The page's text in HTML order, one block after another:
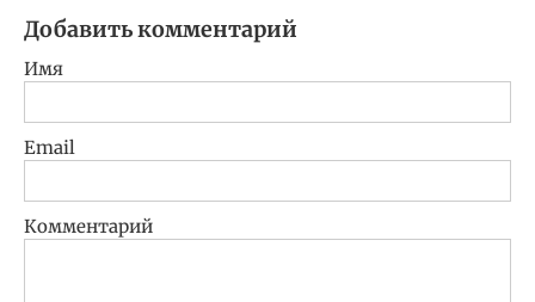
Добавить комментарий
Имя
Email
Комментарий